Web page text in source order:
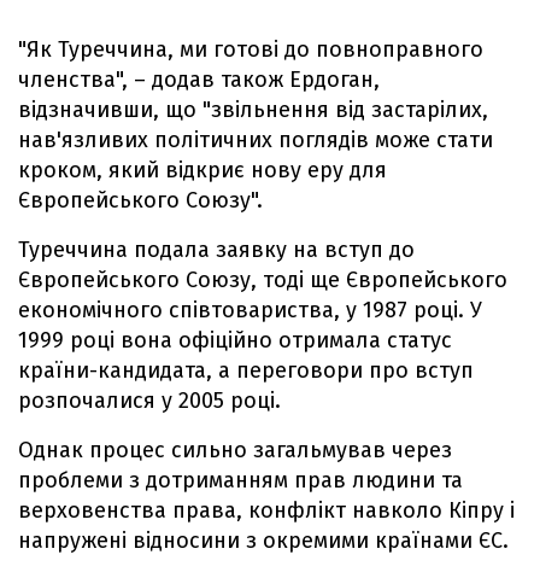
"Як Туреччина, ми готові до повноправного
членства", – додав також Ердоган,
відзначивши, що "звільнення від застарілих,
нав'язливих політичних поглядів може стати
кроком, який відкриє нову еру для
Європейського Союзу".
Туреччина подала заявку на вступ до
Європейського Союзу, тоді ще Європейського
економічного співтовариства, у 1987 році. У
1999 році вона офіційно отримала статус
країни-кандидата, а переговори про вступ
розпочалися у 2005 році.
Однак процес сильно загальмував через
проблеми з дотриманням прав людини та
верховенства права, конфлікт навколо Кіпру і
напружені відносини з окремими країнами ЄС.